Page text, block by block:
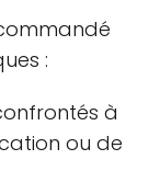
:
à
ou de